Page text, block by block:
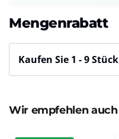
Mengenrabatt
Kaufen Sie 1 - 9 Stück
Wir empfehlen auch